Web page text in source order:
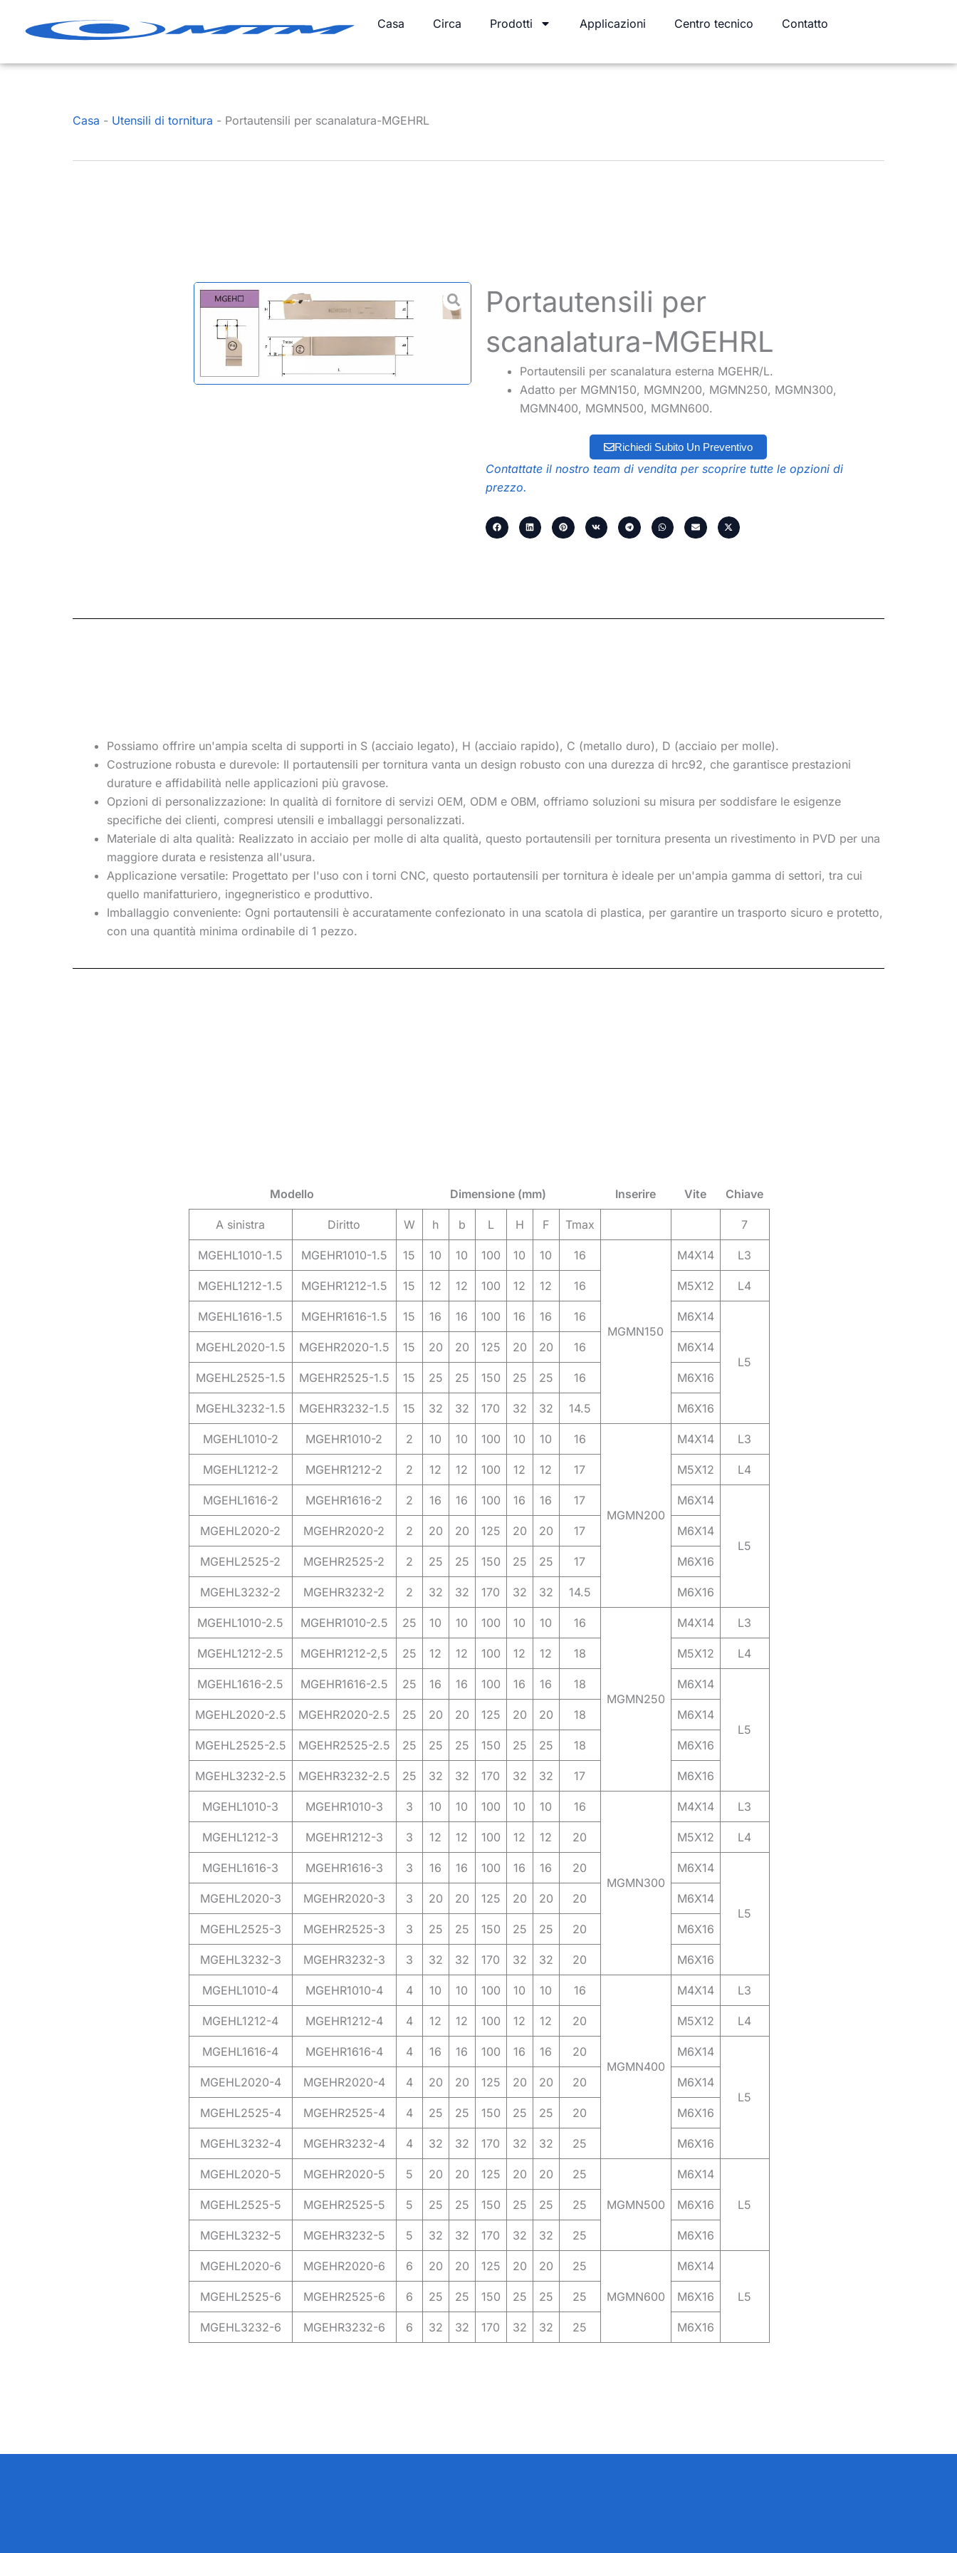
Casa Circa Prodotti Applicazioni Centro tecnico Contatto
Casa - Utensili di tornitura - Portautensili per scanalatura-MGEHRL
Portautensili per
scanalatura-MGEHRL
Portautensili per scanalatura esterna MGEHR/L.
Adatto per MGMN150, MGMN200, MGMN250, MGMN300,
MGMN400, MGMN500, MGMN600.
Richiedi Subito Un Preventivo
Contattate il nostro team di vendita per scoprire tutte le opzioni di
prezzo.
Possiamo offrire un'ampia scelta di supporti in S (acciaio legato), H (acciaio rapido), C (metallo duro), D (acciaio per molle).
Costruzione robusta e durevole: Il portautensili per tornitura vanta un design robusto con una durezza di hrc92, che garantisce prestazioni
durature e affidabilità nelle applicazioni più gravose.
Opzioni di personalizzazione: In qualità di fornitore di servizi OEM, ODM e OBM, offriamo soluzioni su misura per soddisfare le esigenze
specifiche dei clienti, compresi utensili e imballaggi personalizzati.
Materiale di alta qualità: Realizzato in acciaio per molle di alta qualità, questo portautensili per tornitura presenta un rivestimento in PVD per una
maggiore durata e resistenza all'usura.
Applicazione versatile: Progettato per l'uso con i torni CNC, questo portautensili per tornitura è ideale per un'ampia gamma di settori, tra cui
quello manifatturiero, ingegneristico e produttivo.
Imballaggio conveniente: Ogni portautensili è accuratamente confezionato in una scatola di plastica, per garantire un trasporto sicuro e protetto,
con una quantità minima ordinabile di 1 pezzo.
Modello Dimensione (mm) Inserire Vite Chiave
A sinistra Diritto W h b L H F Tmax 7
MGEHL1010-1.5 MGEHR1010-1.5 15 10 10 100 10 10 16
MGMN150
M4X14 L3
MGEHL1212-1.5 MGEHR1212-1.5 15 12 12 100 12 12 16 M5X12 L4
MGEHL1616-1.5 MGEHR1616-1.5 15 16 16 100 16 16 16 M6X14
L5
MGEHL2020-1.5 MGEHR2020-1.5 15 20 20 125 20 20 16 M6X14
MGEHL2525-1.5 MGEHR2525-1.5 15 25 25 150 25 25 16 M6X16
MGEHL3232-1.5 MGEHR3232-1.5 15 32 32 170 32 32 14.5 M6X16
MGEHL1010-2 MGEHR1010-2 2 10 10 100 10 10 16
MGMN200
M4X14 L3
MGEHL1212-2 MGEHR1212-2 2 12 12 100 12 12 17 M5X12 L4
MGEHL1616-2 MGEHR1616-2 2 16 16 100 16 16 17 M6X14
L5
MGEHL2020-2 MGEHR2020-2 2 20 20 125 20 20 17 M6X14
MGEHL2525-2 MGEHR2525-2 2 25 25 150 25 25 17 M6X16
MGEHL3232-2 MGEHR3232-2 2 32 32 170 32 32 14.5 M6X16
MGEHL1010-2.5 MGEHR1010-2.5 25 10 10 100 10 10 16
MGMN250
M4X14 L3
MGEHL1212-2.5 MGEHR1212-2,5 25 12 12 100 12 12 18 M5X12 L4
MGEHL1616-2.5 MGEHR1616-2.5 25 16 16 100 16 16 18 M6X14
L5
MGEHL2020-2.5 MGEHR2020-2.5 25 20 20 125 20 20 18 M6X14
MGEHL2525-2.5 MGEHR2525-2.5 25 25 25 150 25 25 18 M6X16
MGEHL3232-2.5 MGEHR3232-2.5 25 32 32 170 32 32 17 M6X16
MGEHL1010-3 MGEHR1010-3 3 10 10 100 10 10 16
MGMN300
M4X14 L3
MGEHL1212-3 MGEHR1212-3 3 12 12 100 12 12 20 M5X12 L4
MGEHL1616-3 MGEHR1616-3 3 16 16 100 16 16 20 M6X14
L5
MGEHL2020-3 MGEHR2020-3 3 20 20 125 20 20 20 M6X14
MGEHL2525-3 MGEHR2525-3 3 25 25 150 25 25 20 M6X16
MGEHL3232-3 MGEHR3232-3 3 32 32 170 32 32 20 M6X16
MGEHL1010-4 MGEHR1010-4 4 10 10 100 10 10 16
MGMN400
M4X14 L3
MGEHL1212-4 MGEHR1212-4 4 12 12 100 12 12 20 M5X12 L4
MGEHL1616-4 MGEHR1616-4 4 16 16 100 16 16 20 M6X14
L5
MGEHL2020-4 MGEHR2020-4 4 20 20 125 20 20 20 M6X14
MGEHL2525-4 MGEHR2525-4 4 25 25 150 25 25 20 M6X16
MGEHL3232-4 MGEHR3232-4 4 32 32 170 32 32 25 M6X16
MGEHL2020-5 MGEHR2020-5 5 20 20 125 20 20 25
MGMN500
M6X14
L5
MGEHL2525-5 MGEHR2525-5 5 25 25 150 25 25 25 M6X16
MGEHL3232-5 MGEHR3232-5 5 32 32 170 32 32 25 M6X16
MGEHL2020-6 MGEHR2020-6 6 20 20 125 20 20 25
MGMN600
M6X14
L5
MGEHL2525-6 MGEHR2525-6 6 25 25 150 25 25 25 M6X16
MGEHL3232-6 MGEHR3232-6 6 32 32 170 32 32 25 M6X16